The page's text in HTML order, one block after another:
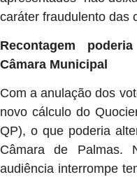
caráter fraudulento das
Recontagem
Câmara Municipal
Com a anulação dos
novo cálculo do
QP), o que poderia
Câmara de Palmas.
audiência interrompe